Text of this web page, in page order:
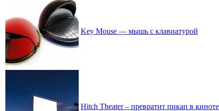
Key Mouse — мышь с клавиатурой
Hitch Theater – превратит пикап в